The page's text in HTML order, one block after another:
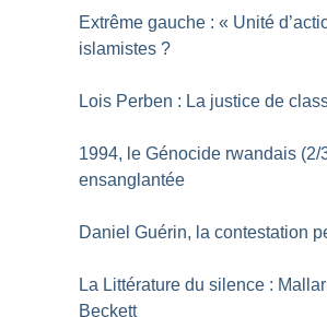
Extrême gauche : « Unité
islamistes ?
Lois Perben : La justice de
1994, le Génocide rwandais (2/
ensanglantée
Daniel Guérin, la contestation
La Littérature du silence :
Beckett